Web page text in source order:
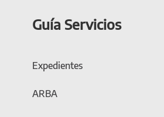
Guía Servicios
Expedientes
ARBA